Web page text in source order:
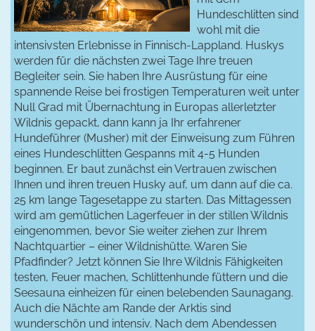
Hundeschlitten sind
wohl mit die
intensivsten Erlebnisse in Finnisch-Lappland. Huskys
werden für die nächsten zwei Tage Ihre treuen
Begleiter sein. Sie haben Ihre Ausrüstung für eine
spannende Reise bei frostigen Temperaturen weit unter
Null Grad mit Übernachtung in Europas allerletzter
Wildnis gepackt, dann kann ja Ihr erfahrener
Hundeführer (Musher) mit der Einweisung zum Führen
eines Hundeschlitten Gespanns mit 4-5 Hunden
beginnen. Er baut zunächst ein Vertrauen zwischen
Ihnen und ihren treuen Husky auf, um dann auf die ca.
25 km lange Tagesetappe zu starten. Das Mittagessen
wird am gemütlichen Lagerfeuer in der stillen Wildnis
eingenommen, bevor Sie weiter ziehen zur Ihrem
Nachtquartier – einer Wildnishütte. Waren Sie
Pfadfinder? Jetzt können Sie Ihre Wildnis Fähigkeiten
testen, Feuer machen, Schlittenhunde füttern und die
Seesauna einheizen für einen belebenden Saunagang.
Auch die Nächte am Rande der Arktis sind
wunderschön und intensiv. Nach dem Abendessen